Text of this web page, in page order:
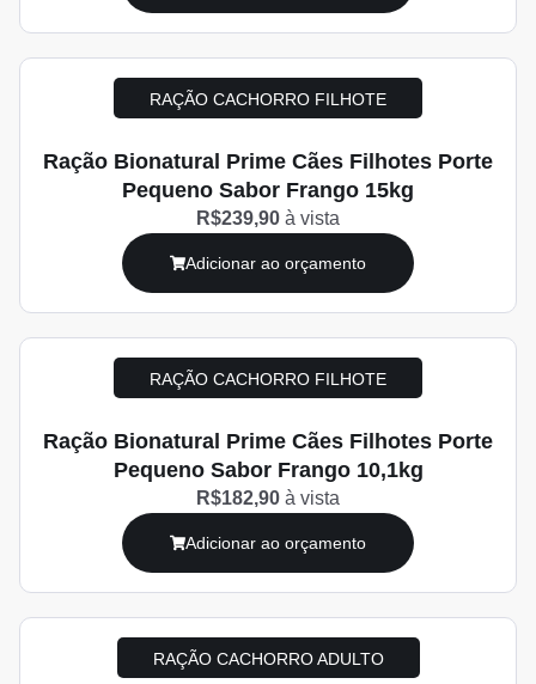
RAÇÃO CACHORRO FILHOTE
Ração Bionatural Prime Cães Filhotes Porte
Pequeno Sabor Frango 15kg
R$239,90 à vista
Adicionar ao orçamento
RAÇÃO CACHORRO FILHOTE
Ração Bionatural Prime Cães Filhotes Porte
Pequeno Sabor Frango 10,1kg
R$182,90 à vista
Adicionar ao orçamento
RAÇÃO CACHORRO ADULTO